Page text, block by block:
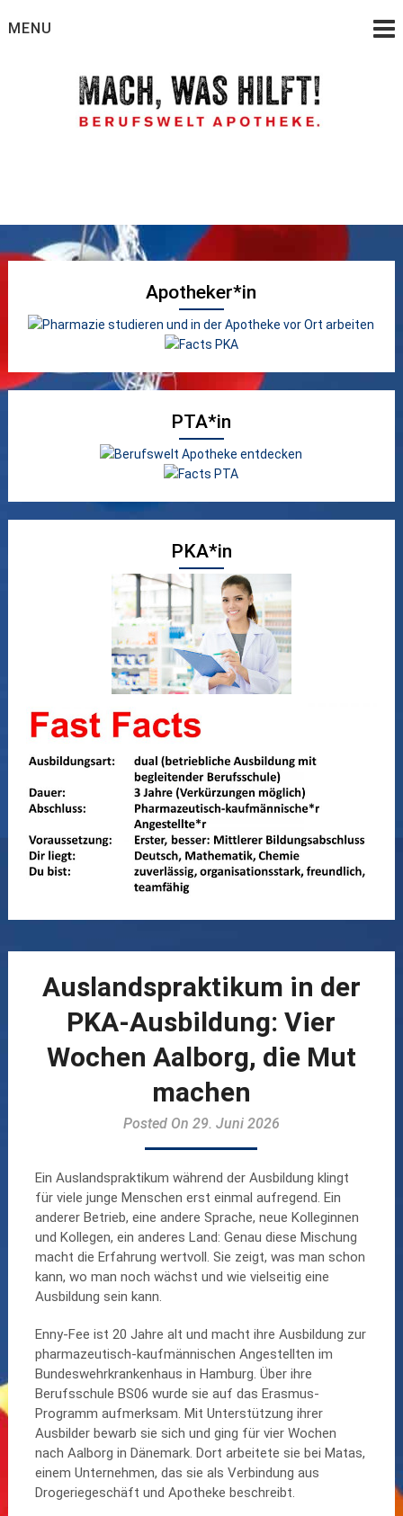
toMENU
Apothekerkammer
Hamburg
Apotheker*in
PTA*in
PKA*in
Auslandspraktikum in der
PKA-Ausbildung: Vier
Wochen Aalborg, die Mut
machen
Posted On 29. Juni 2026
Ein Auslandspraktikum während der Ausbildung klingt
für viele junge Menschen erst einmal aufregend. Ein
anderer Betrieb, eine andere Sprache, neue Kolleginnen
und Kollegen, ein anderes Land: Genau diese Mischung
macht die Erfahrung wertvoll. Sie zeigt, was man schon
kann, wo man noch wächst und wie vielseitig eine
Ausbildung sein kann.
Enny-Fee ist 20 Jahre alt und macht ihre Ausbildung zur
pharmazeutisch-kaufmännischen Angestellten im
Bundeswehrkrankenhaus in Hamburg. Über ihre
Berufsschule BS06 wurde sie auf das Erasmus-
Programm aufmerksam. Mit Unterstützung ihrer
Ausbilder bewarb sie sich und ging für vier Wochen
nach Aalborg in Dänemark. Dort arbeitete sie bei Matas,
einem Unternehmen, das sie als Verbindung aus
Drogeriegeschäft und Apotheke beschreibt.